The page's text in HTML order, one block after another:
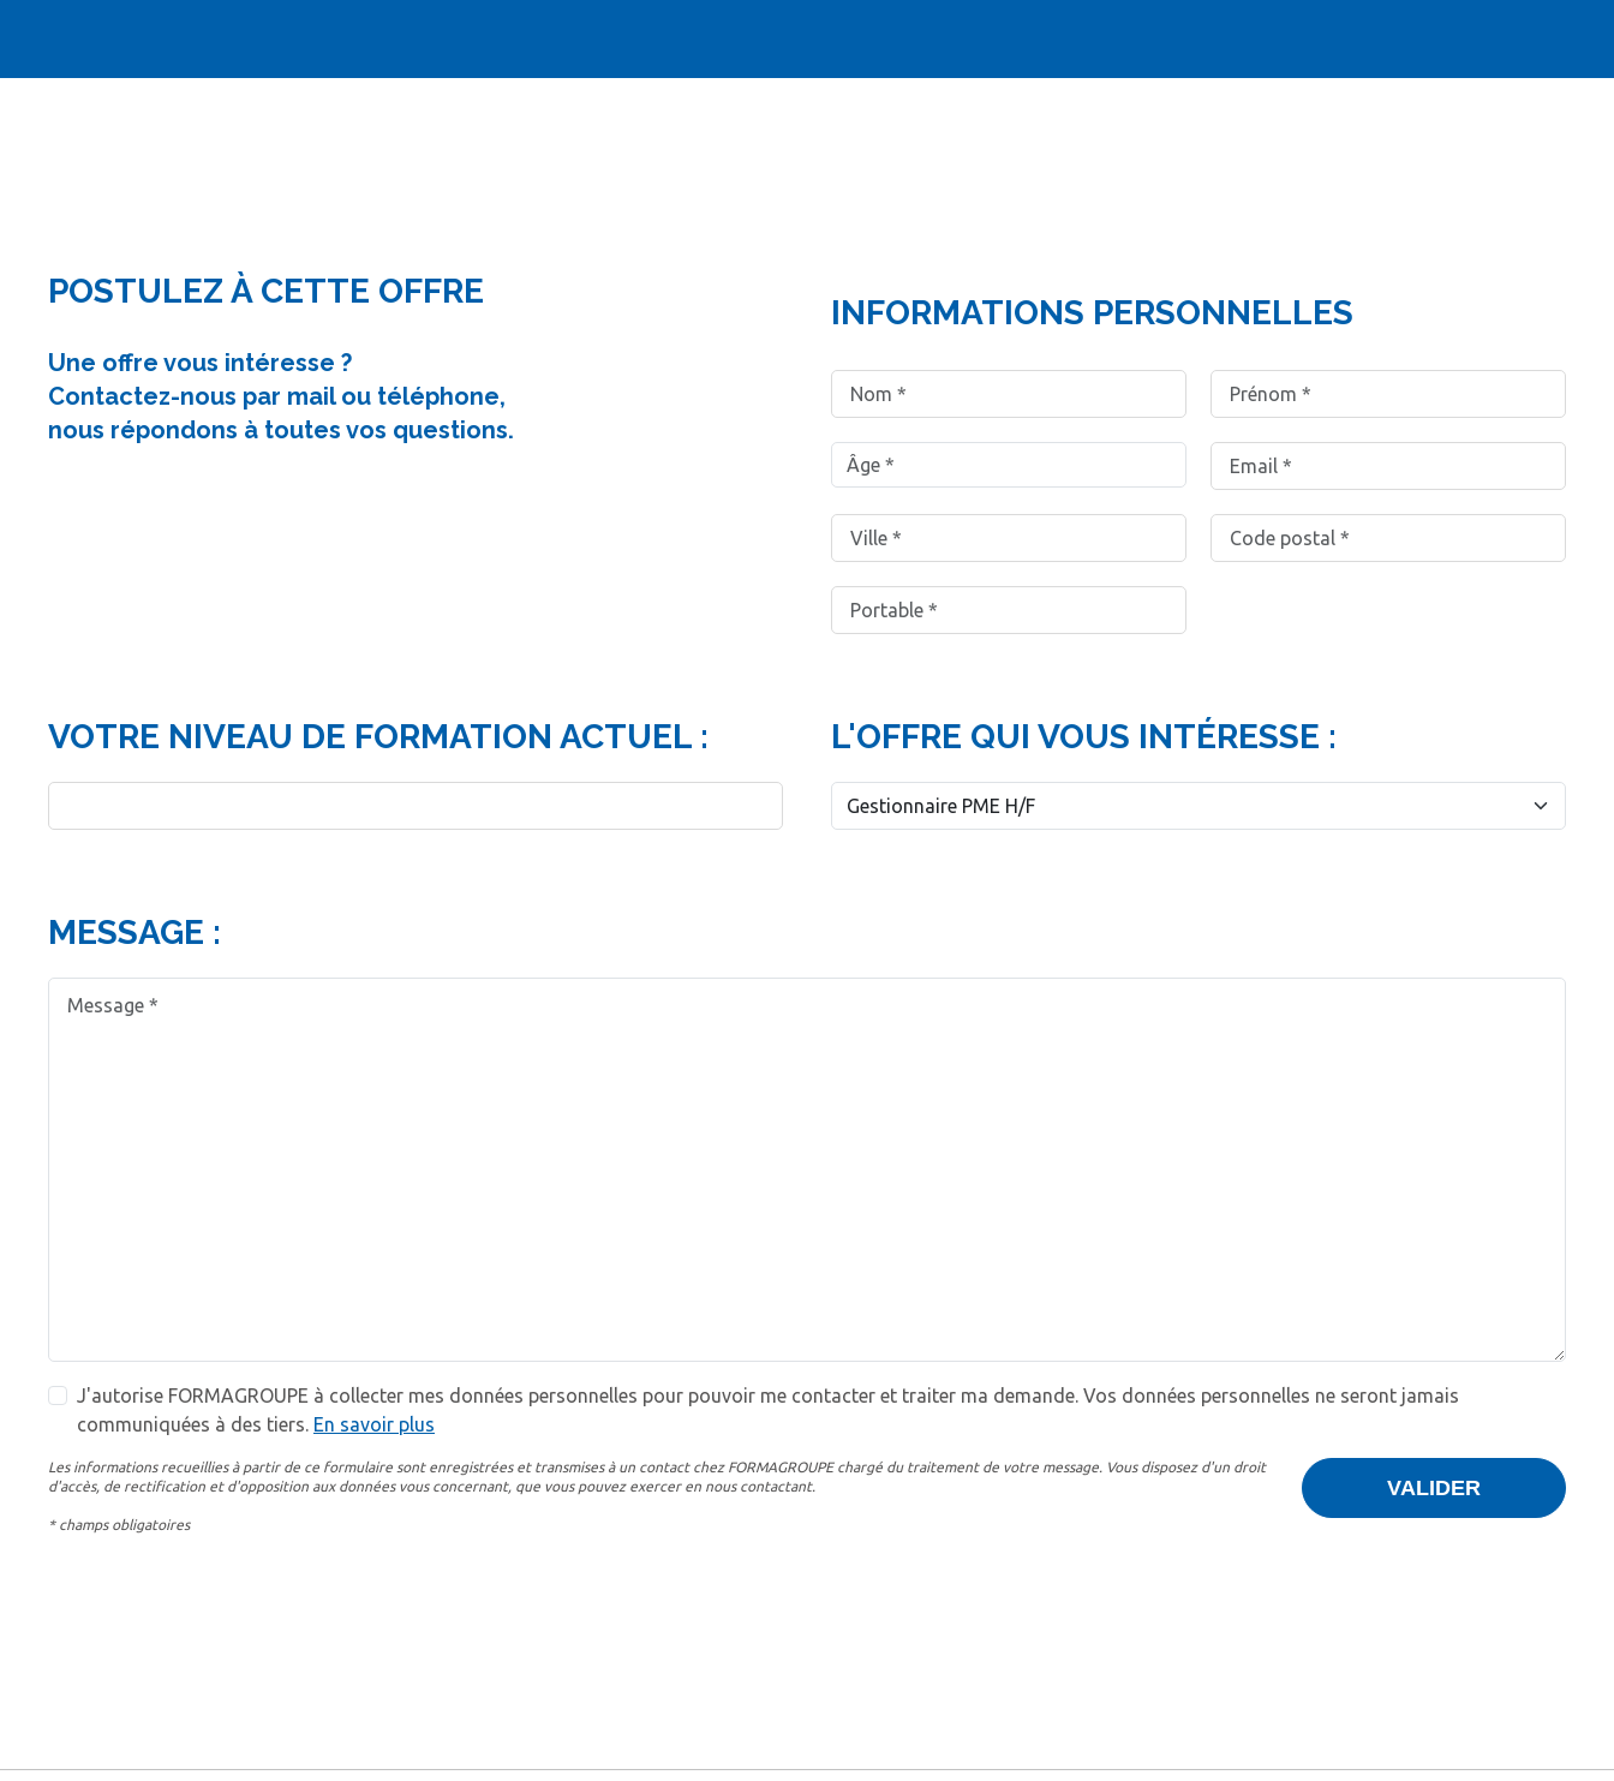
POSTULEZ À CETTE OFFRE
Une offre vous intéresse ?
Contactez-nous par mail ou téléphone,
nous répondons à toutes vos questions.
INFORMATIONS PERSONNELLES
VOTRE NIVEAU DE FORMATION ACTUEL : L'OFFRE QUI VOUS INTÉRESSE :
MESSAGE :
J'autorise FORMAGROUPE à collecter mes données personnelles pour pouvoir me contacter et traiter ma demande. Vos données personnelles ne seront jamais
communiquées à des tiers. En savoir plus
Les informations recueillies à partir de ce formulaire sont enregistrées et transmises à un contact chez FORMAGROUPE chargé du traitement de votre message. Vous disposez d'un droit
d'accès, de rectification et d'opposition aux données vous concernant, que vous pouvez exercer en nous contactant.
* champs obligatoires